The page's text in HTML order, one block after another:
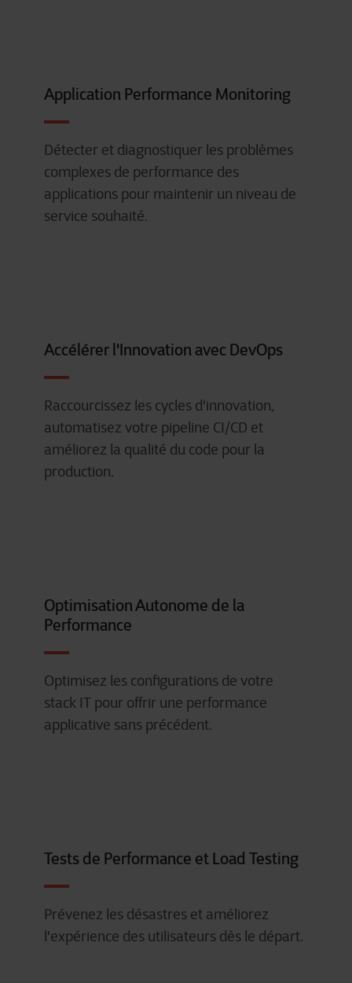
Application Performance Monitoring
Détecter et diagnostiquer les problèmes
complexes de performance des
applications pour maintenir un niveau de
service souhaité.
Accélérer l'Innovation avec DevOps
Raccourcissez les cycles d'innovation,
automatisez votre pipeline CI/CD et
améliorez la qualité du code pour la
production.
Optimisation Autonome de la
Performance
Optimisez les configurations de votre
stack IT pour offrir une performance
applicative sans précédent.
Tests de Performance et Load Testing
Prévenez les désastres et améliorez
l'expérience des utilisateurs dès le départ.